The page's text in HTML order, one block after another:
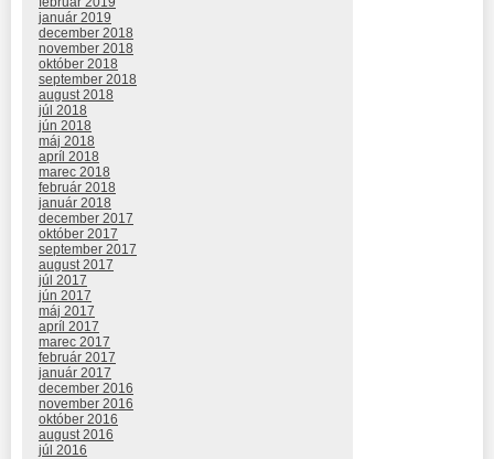
január 2019
december 2018
november 2018
október 2018
september 2018
august 2018
júl 2018
jún 2018
máj 2018
apríl 2018
marec 2018
február 2018
január 2018
december 2017
október 2017
september 2017
august 2017
júl 2017
jún 2017
máj 2017
apríl 2017
marec 2017
február 2017
január 2017
december 2016
november 2016
október 2016
august 2016
júl 2016